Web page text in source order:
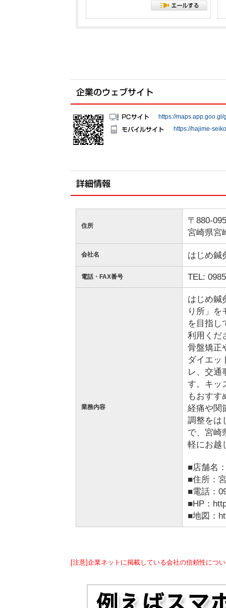
https://
https://hajime-
住所
〒880-
宮崎県宮
会社名 はじめ鍼
電話・FAX番号 TEL:
業務内容
はじめ鍼
り所」を
を目指し
利用くだ
骨盤矯正
ダイエッ
レ、交通
す。キッ
もおすす
経痛や関
調整をは
で、宮崎
軽にお越
■店舗名
■住所：
■電話：
■HP：
■地図：
[注意]企業ネットに掲載している会社の信頼性につ